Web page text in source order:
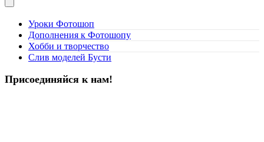
Уроки Фотошоп
Дополнения к Фотошопу
Хобби и творчество
Слив моделей Бусти
Присоединяйся к нам!